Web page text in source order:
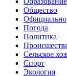
Общество
Официально
Погода
Политика
Сельское
Спорт
Экология